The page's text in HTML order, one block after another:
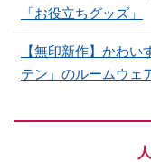
「お役立ちグッズ」
【無印新作】かわ
テン」のルームウェ